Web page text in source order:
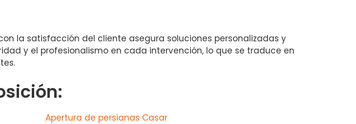
la satisfacción del cliente asegura soluciones personalizadas y
y el profesionalismo en cada intervención, lo que se traduce en
Apertura de persianas Casar